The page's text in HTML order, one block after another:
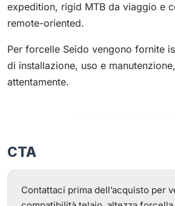
expedition, rigid MTB da viaggio e
remote-oriented.
Per forcelle Seido vengono fornite
di installazione, uso e
attentamente.
CTA
Contattaci prima dell’acquisto per